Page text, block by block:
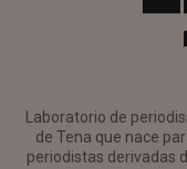
Laboratorio de
de Tena que nace
periodistas derivadas